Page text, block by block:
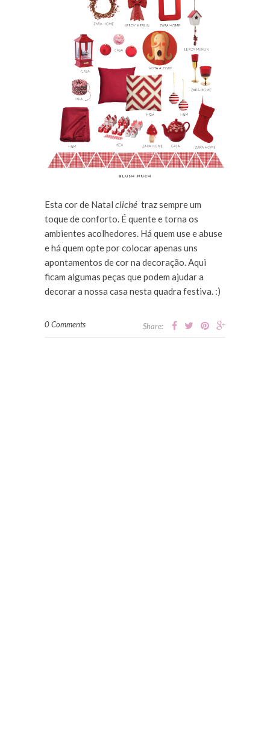
Esta cor de Natal cliché traz sempre um
toque de conforto. É quente e torna os
ambientes acolhedores. Há quem use e abuse
e há quem opte por colocar apenas uns
apontamentos de cor na decoração. Aqui
ficam algumas peças que podem ajudar a
decorar a nossa casa nesta quadra festiva. :)
0 Comments Share: